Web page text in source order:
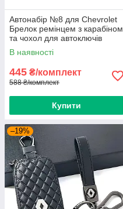
Автонабір №8 для Chevrolet
Брелок ремінцем з карабіном
та чохол для автоключів
В наявності
445 ₴/комплект
588 ₴/комплект
Купити
–19%